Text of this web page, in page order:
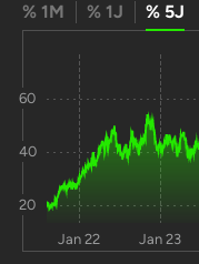
Devon Energy
% 1M
% 1J
% 5J
20
40
60
Jan 22 Jan 23